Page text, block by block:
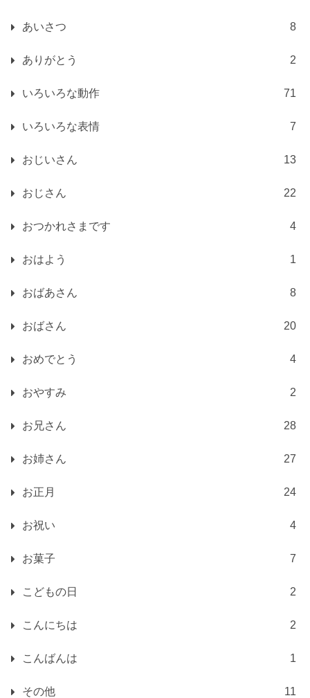
あいさつ 8
ありがとう 2
いろいろな動作 71
いろいろな表情 7
おじいさん 13
おじさん 22
おつかれさまです 4
おはよう 1
おばあさん 8
おばさん 20
おめでとう 4
おやすみ 2
お兄さん 28
お姉さん 27
お正月 24
お祝い 4
お菓子 7
こどもの日 2
こんにちは 2
こんばんは 1
その他 11